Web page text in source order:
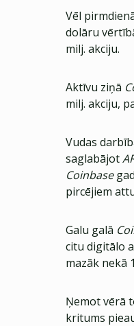
Vēl
dolāru
milj. akciju.
Aktīvu ziņā
milj. akciju,
Vudas
saglabājot
Coinbase
pircējiem
Galu galā
citu digitālo
mazāk nekā
Ņemot vērā
kritums